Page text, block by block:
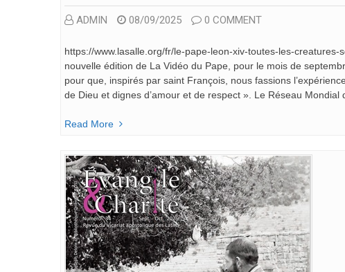
ADMIN 08/09/2025 0 COMMENT
https://www.lasalle.org/fr/le-pape-leon-xiv-toutes-les-
nouvelle édition de La Vidéo du Pape, pour le mois de
pour que, inspirés par saint François, nous fassions
de Dieu et dignes d’amour et de respect ». Le Réseau
Read More